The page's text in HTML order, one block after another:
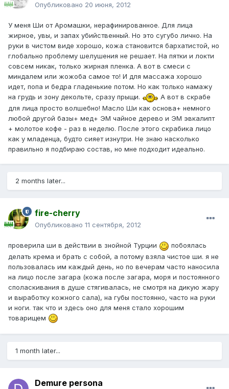
Опубликовано 20 июня, 2012
У меня Ши от Аромашки, нерафинированное. Для лица
жирное, увы, и запах убийственный. Но это сугубо лично. На
руки в чистом виде хорошо, кожа становится бархатистой, но
глобально проблему шелушения не решает. На пятки и локти
совсем никак, только жирная пленка. А вот в смеси с
миндалем или жожоба самое то! И для массажа хорошо
идет, попа и бедра гладенькие потом. Но как только намажу
на грудь и зону декольте, сразу прыщи.
А вот в скрабе
для лица просто волшебно! Масло Ши как основа+ немного
любой другой базы+ мед+ ЭМ чайное дерево и ЭМ эвкалипт
+ молотое кофе - раз в неделю. После этого скрабика лицо
как у младенца, будто сияет изнутри. Не знаю насколько
правильно я подбираю состав, но мне подходит идеально.
2 months later...
fire-cherry
Опубликовано 11 сентября, 2012
проверила ши в действии в знойной Турции
побоялась
делать крема и брать с собой, а потому взяла чистое ши. я не
пользовалась им каждый день, но по вечерам часто наносила
на лицо после загара (кожа после загара, моря и постоянного
споласкивания в душе стягивалась, не смотря на дикую жару
и выработку кожного сала), на губы постоянно, часто на руки
и ноги. так что и здесь оно для меня стало хорошим
товарищем
1 month later...
Demure persona